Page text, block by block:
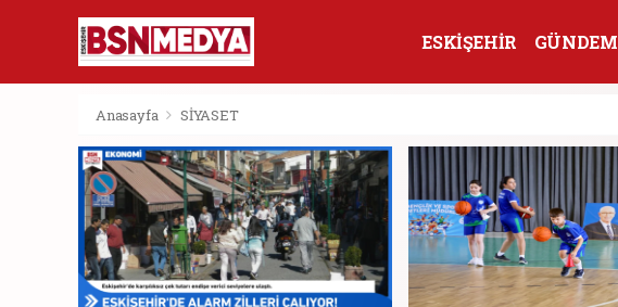
ESKİŞEHİR GÜNDEM
Anasayfa SİYASET